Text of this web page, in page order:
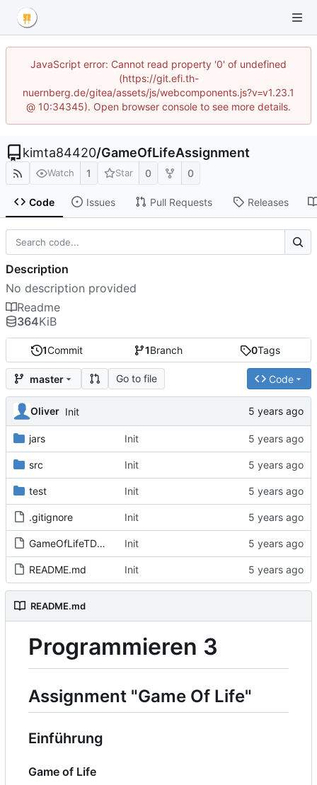
JavaScript error: Cannot read property '0' of undefined
(https://git.efi.th-
nuernberg.de/gitea/assets/js/webcomponents.js?v=v1.23.1
@ 10:34345). Open browser console to see more details.
kimta84420/GameOfLifeAssignment
Watch 1 Star 0 0
Code Issues Pull Requests Releases
1Commit 1Branch 0Tags
master Go to file Code
Oliver Init
jars Init
src Init
test Init
.gitignore Init
GameOfLifeTDD.iml Init
README.md Init
README.md
Programmieren 3
Assignment "Game Of Life"
Einführung
Game of Life
Description
No description provided
Readme
364KiB